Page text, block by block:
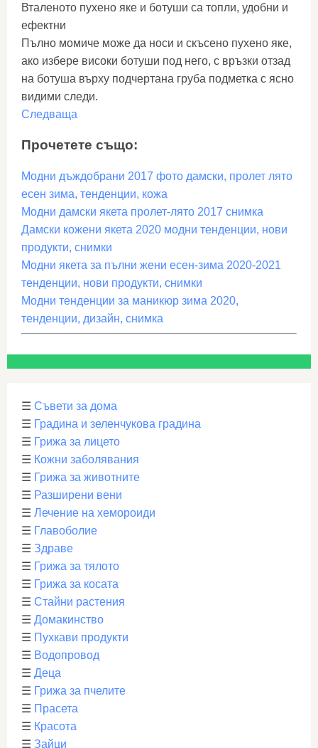
Вталеното пухено яке и ботуши са топли, удобни и
ефектни
Пълно момиче може да носи и скъсено пухено яке,
ако избере високи ботуши под него, с връзки отзад
на ботуша върху подчертана груба подметка с ясно
видими следи.
Следваща
Прочетете също:
Модни дъждобрани 2017 фото дамски, пролет лято
есен зима, тенденции, кожа
Модни дамски якета пролет-лято 2017 снимка
Дамски кожени якета 2020 модни тенденции, нови
продукти, снимки
Модни якета за пълни жени есен-зима 2020-2021
тенденции, нови продукти, снимки
Модни тенденции за маникюр зима 2020,
тенденции, дизайн, снимка
☰ Съвети за дома
☰ Градина и зеленчукова градина
☰ Грижа за лицето
☰ Кожни заболявания
☰ Грижа за животните
☰ Разширени вени
☰ Лечение на хемороиди
☰ Главоболие
☰ Здраве
☰ Грижа за тялото
☰ Грижа за косата
☰ Стайни растения
☰ Домакинство
☰ Пухкави продукти
☰ Водопровод
☰ Деца
☰ Грижа за пчелите
☰ Прасета
☰ Красота
☰ Зайци